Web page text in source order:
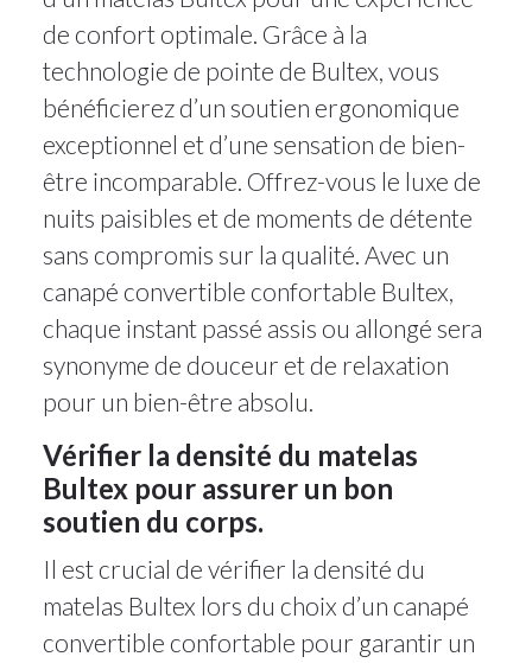
de confort optimale. Grâce à la
technologie de pointe de Bultex, vous
bénéficierez d’un soutien ergonomique
exceptionnel et d’une sensation de bien-
être incomparable. Offrez-vous le luxe de
nuits paisibles et de moments de détente
sans compromis sur la qualité. Avec un
canapé convertible confortable Bultex,
chaque instant passé assis ou allongé sera
synonyme de douceur et de relaxation
pour un bien-être absolu.
Vérifier la densité du matelas
Bultex pour assurer un bon
soutien du corps.
Il est crucial de vérifier la densité du
matelas Bultex lors du choix d’un canapé
convertible confortable pour garantir un